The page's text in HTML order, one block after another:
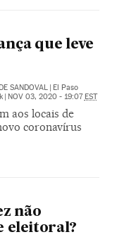
que leve
SANDOVAL
El Paso
NOV 03, 2020 - 19:07 EST
aos locais de
coronavírus
não
eleitoral?